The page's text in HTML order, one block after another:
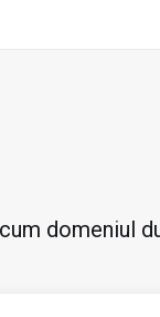
domeniul